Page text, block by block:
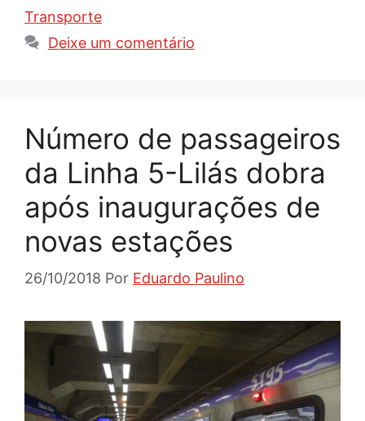
Transporte
Deixe um comentário
Número de passageiros
da Linha 5-Lilás dobra
após inaugurações de
novas estações
26/10/2018 Por Eduardo Paulino